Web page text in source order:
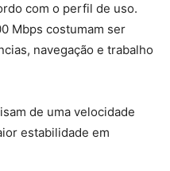
com o perfil de uso.
Mbps costumam ser
navegação e trabalho
de uma velocidade
estabilidade em